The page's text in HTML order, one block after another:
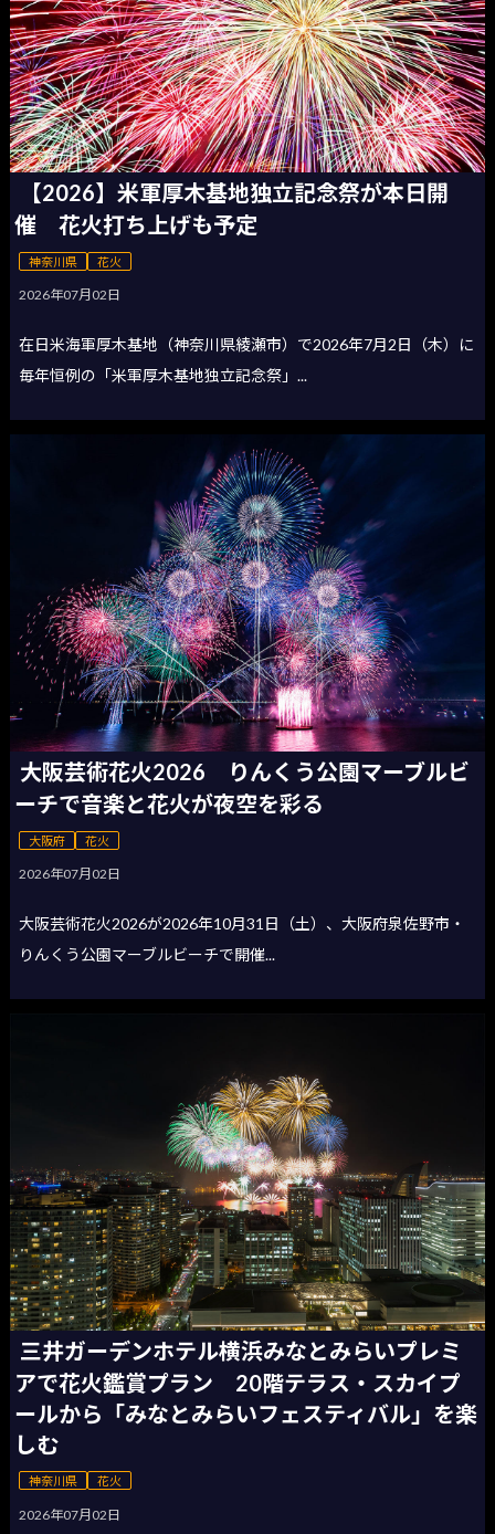
【2026】米軍厚木基地独立記念祭が本日開
催 花火打ち上げも予定
神奈川県 花火
2026年07月02日
在日米海軍厚木基地（神奈川県綾瀬市）で2026年7月2日（木）に
毎年恒例の「米軍厚木基地独立記念祭」...
大阪芸術花火2026 りんくう公園マーブルビ
ーチで音楽と花火が夜空を彩る
大阪府 花火
2026年07月02日
大阪芸術花火2026が2026年10月31日（土）、大阪府泉佐野市・
りんくう公園マーブルビーチで開催...
三井ガーデンホテル横浜みなとみらいプレミ
アで花火鑑賞プラン 20階テラス・スカイプ
ールから「みなとみらいフェスティバル」を楽
しむ
神奈川県 花火
2026年07月02日